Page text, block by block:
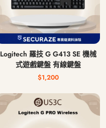
Logitech 羅技 G G413 SE 機械
式遊戲鍵盤 有線鍵盤
$1,200